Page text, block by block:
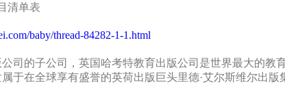
清单表
baby/thread-84282-1-1.html
司的子公司，英国哈考特教育出版公司是世界最大的教
于在全球享有盛誉的英荷出版巨头里德·艾尔斯维尔出版